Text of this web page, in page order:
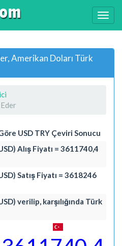
Amerikan Doları Türk
USD TRY Çeviri Sonucu
Alış Fiyatı = 3611740,4
Satış Fiyatı = 3618246
verilip, karşılığında Türk